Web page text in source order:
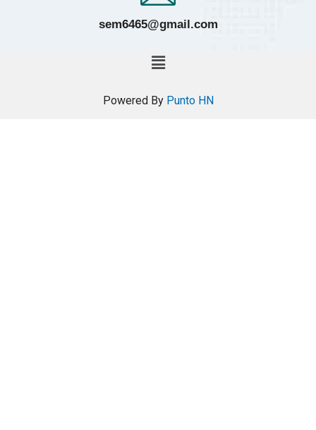
sem6465@gmail.com
Powered By Punto HN